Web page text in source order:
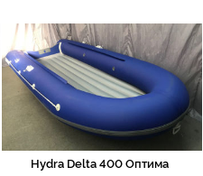
Hydra Delta 400 Оптима